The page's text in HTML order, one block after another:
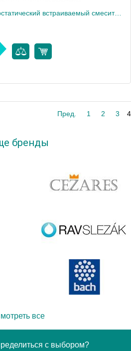
Gattoni Termostatici Термостатический встраиваемый смеситель для душа на 3 источника, цвет: 24К золото
Пред. 1 2 3 4
бренды
все
с выбором?